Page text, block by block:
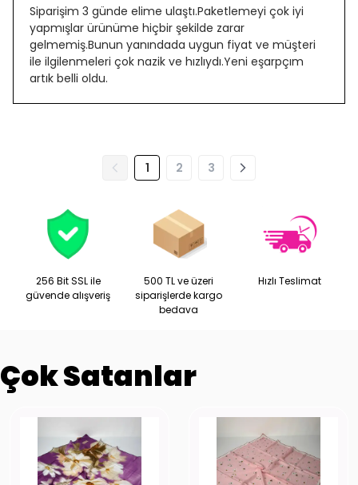
Siparişim 3 günde elime ulaştı.Paketlemeyi çok iyi
yapmışlar ürünüme hiçbir şekilde zarar
gelmemiş.Bunun yanındada uygun fiyat ve müşteri
ile ilgilenmeleri çok nazik ve hızlıydı.Yeni eşarpçım
artık belli oldu.
1 2 3
256 Bit SSL ile
güvende alışveriş
500 TL ve üzeri
siparişlerde kargo
bedava
Hızlı Teslimat
Çok Satanlar